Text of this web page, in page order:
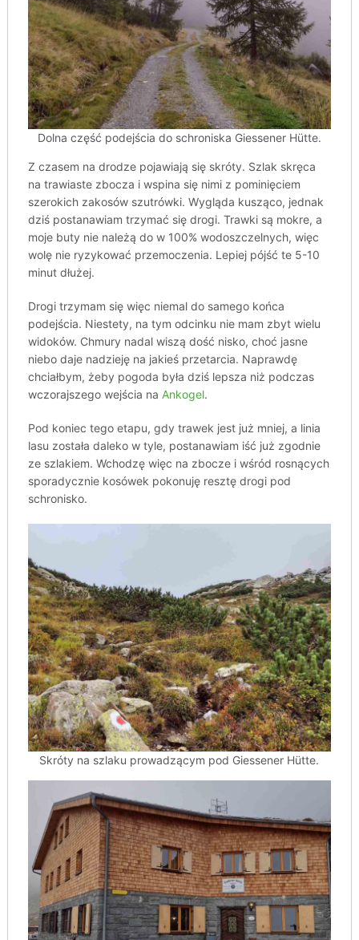
Dolna część podejścia do schroniska Giessener Hütte.
Z czasem na drodze pojawiają się skróty. Szlak skręca
na trawiaste zbocza i wspina się nimi z pominięciem
szerokich zakosów szutrówki. Wygląda kusząco, jednak
dziś postanawiam trzymać się drogi. Trawki są mokre, a
moje buty nie należą do w 100% wodoszczelnych, więc
wolę nie ryzykować przemoczenia. Lepiej pójść te 5-10
minut dłużej.
Drogi trzymam się więc niemal do samego końca
podejścia. Niestety, na tym odcinku nie mam zbyt wielu
widoków. Chmury nadal wiszą dość nisko, choć jasne
niebo daje nadzieję na jakieś przetarcia. Naprawdę
chciałbym, żeby pogoda była dziś lepsza niż podczas
wczorajszego wejścia na Ankogel.
Pod koniec tego etapu, gdy trawek jest już mniej, a linia
lasu została daleko w tyle, postanawiam iść już zgodnie
ze szlakiem. Wchodzę więc na zbocze i wśród rosnących
sporadycznie kosówek pokonuję resztę drogi pod
schronisko.
Skróty na szlaku prowadzącym pod Giessener Hütte.